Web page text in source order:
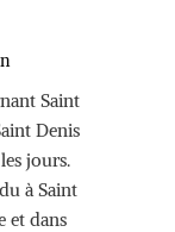
Saint
Denis
jours.
à Saint
et dans